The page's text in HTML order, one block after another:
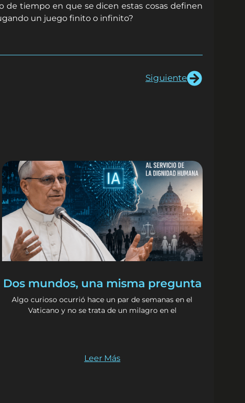
de tiempo en que se dicen estas cosas definen
un juego finito o infinito?
Siguiente
Dos mundos, una misma pregunta
Algo curioso ocurrió hace un par de semanas en el
Vaticano y no se trata de un milagro en el
Leer Más